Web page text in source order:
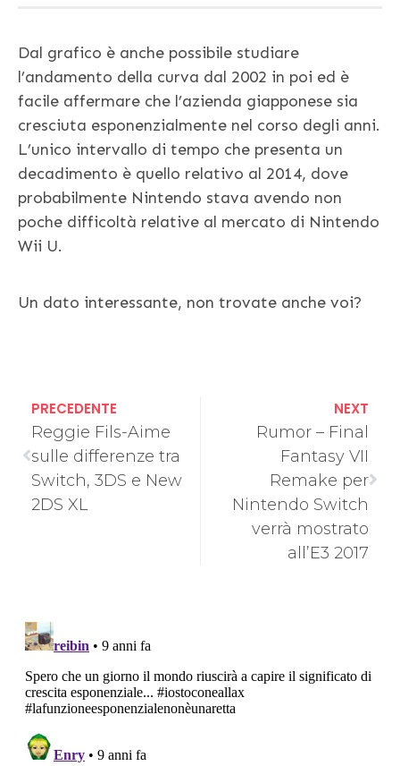
Dal grafico è anche possibile studiare
l’andamento della curva dal 2002 in poi ed è
facile affermare che l’azienda giapponese sia
cresciuta esponenzialmente nel corso degli anni.
L’unico intervallo di tempo che presenta un
decadimento è quello relativo al 2014, dove
probabilmente Nintendo stava avendo non
poche difficoltà relative al mercato di Nintendo
Wii U.
Un dato interessante, non trovate anche voi?
PRECEDENTE
Reggie Fils-Aime
sulle differenze tra
Switch, 3DS e New
2DS XL
NEXT
Rumor – Final
Fantasy VII
Remake per
Nintendo Switch
verrà mostrato
all’E3 2017